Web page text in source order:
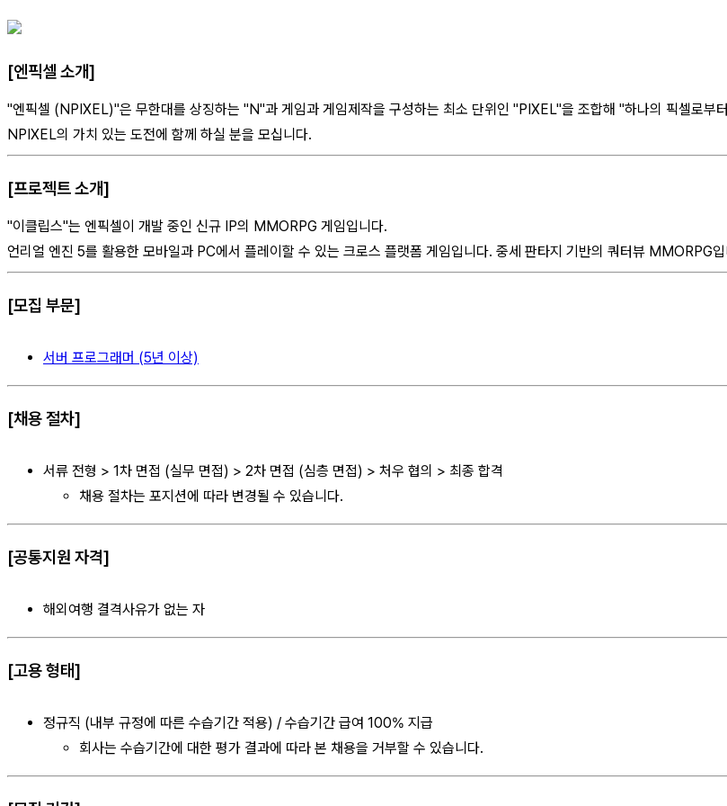
[엔픽셀 소개]
"엔픽셀 (NPIXEL)"은 무한대를 상징하는 "N"과 게임과 게임제작을 구성하는 최소 단위인 "PIXEL"을 조합해 "하나의 픽셀로부터
NPIXEL의 가치 있는 도전에 함께 하실 분을 모십니다.
[프로젝트 소개]
"이클립스"는 엔픽셀이 개발 중인 신규 IP의 MMORPG 게임입니다.
언리얼 엔진 5를 활용한 모바일과 PC에서 플레이할 수 있는 크로스 플랫폼 게임입니다. 중세 판타지 기반의 쿼터뷰 MMORPG
[모집 부문]
서버 프로그래머 (5년 이상)
[채용 절차]
서류 전형 > 1차 면접 (실무 면접) > 2차 면접 (심층 면접) > 처우 협의 > 최종 합격
채용 절차는 포지션에 따라 변경될 수 있습니다.
[공통지원 자격]
해외여행 결격사유가 없는 자
[고용 형태]
정규직 (내부 규정에 따른 수습기간 적용) / 수습기간 급여 100% 지급
회사는 수습기간에 대한 평가 결과에 따라 본 채용을 거부할 수 있습니다.